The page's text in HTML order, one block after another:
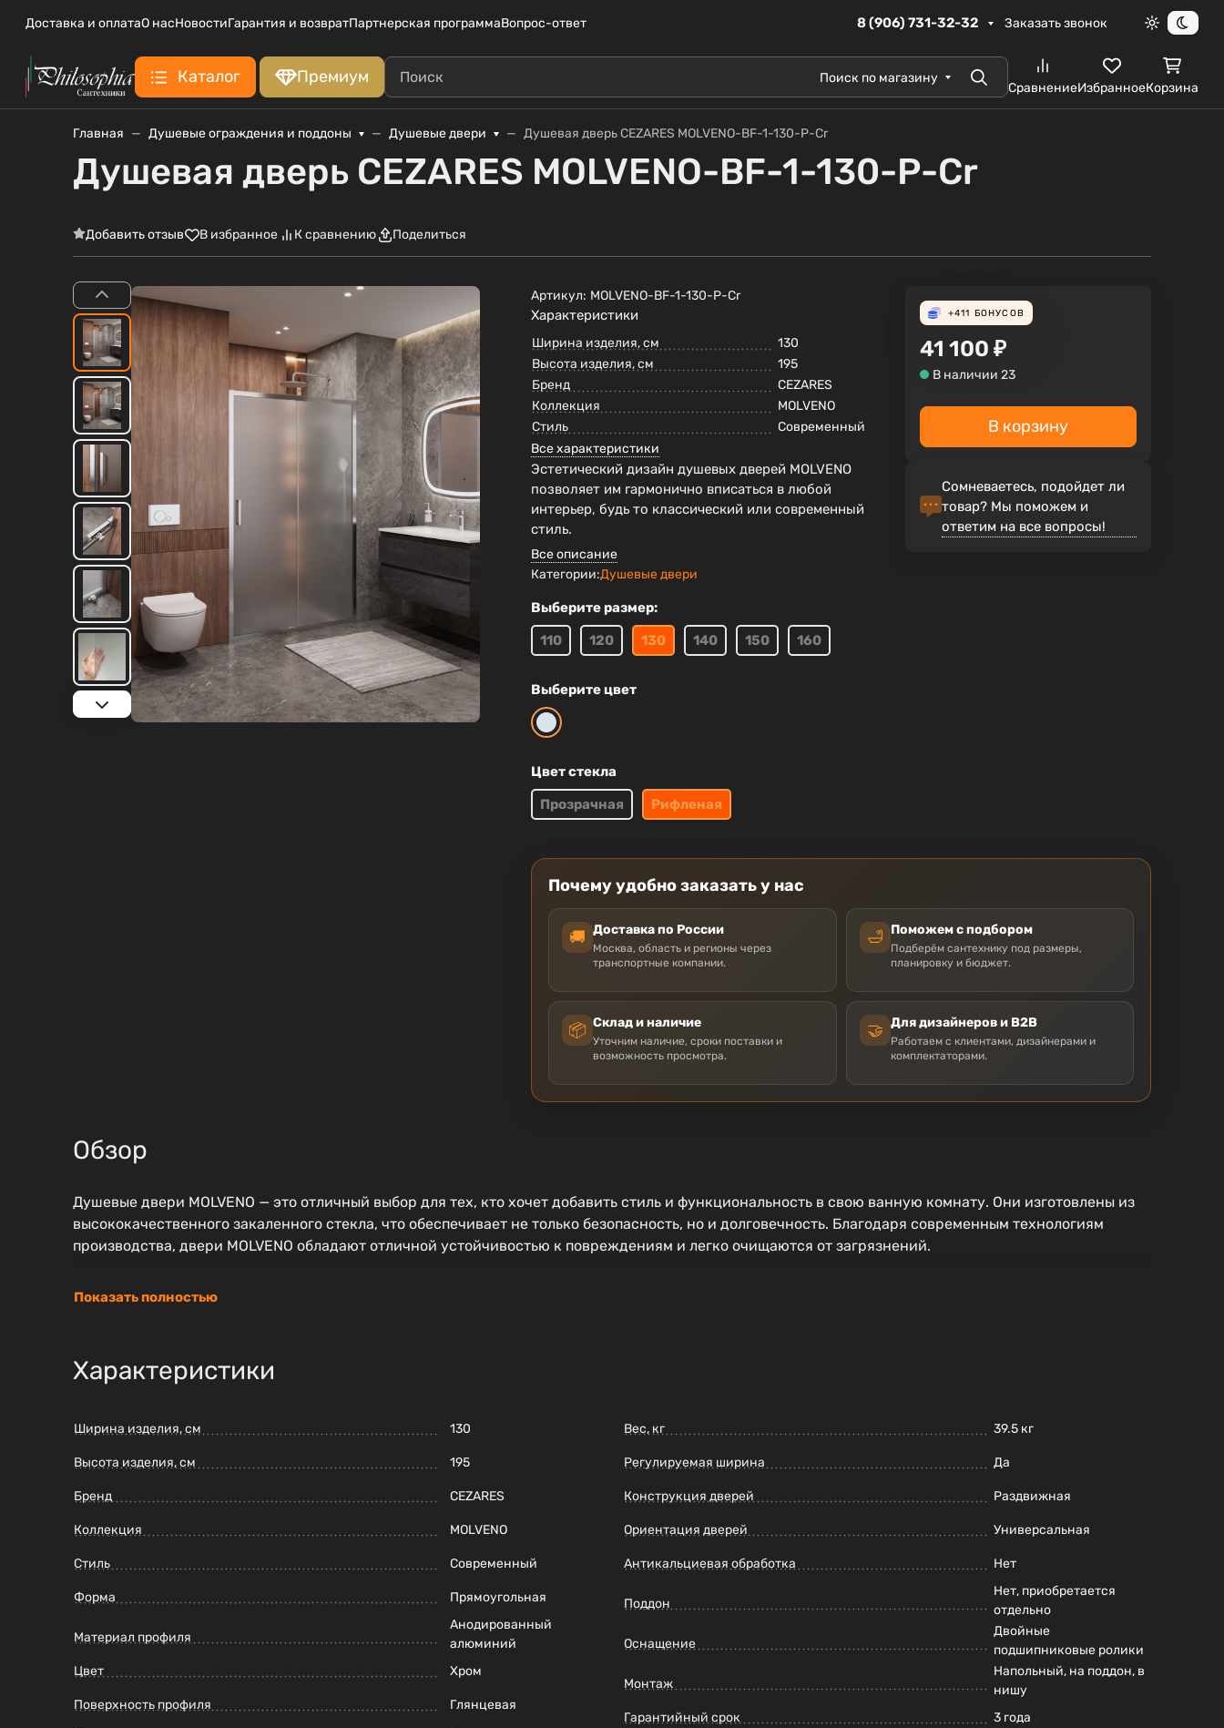
Доставка и оплатаО насНовостиГарантия и возвратПартнерская программаВопрос-ответ 8 (906) 731-32-32 Заказать звонок
Светлая
Каталог Премиум Поиск по магазину ПоискСравнениеИзбранноеКорзина
Главная Душевые ограждения и поддоны Душевые двери Душевая дверь CEZARES MOLVENO-BF-1-130-P-Cr
Душевая дверь CEZARES MOLVENO-BF-1-130-P-Cr
Добавить отзыв В избранное К сравнению Поделиться
Артикул: MOLVENO-BF-1-130-P-Cr
Характеристики
Ширина изделия, см
130
Высота изделия, см
195
Бренд
CEZARES
Коллекция
MOLVENO
Стиль
Современный
Все характеристики
Эстетический дизайн душевых дверей MOLVENO
позволяет им гармонично вписаться в любой
интерьер, будь то классический или современный
стиль.
Все описание
Категории:Душевые двери
Выберите размер:
110
120 130 140 150 160
Выберите цвет
Цвет стекла
Прозрачная
Рифленая
+411 БОНУСОВ
41 100 ₽
В наличии 23
В корзину
Сомневаетесь, подойдет ли
товар? Мы поможем и
ответим на все вопросы!
Почему удобно заказать у нас
🚚 Доставка по России
Москва, область и регионы через
транспортные компании.
🛁 Поможем с подбором
Подберём сантехнику под размеры,
планировку и бюджет.
📦 Склад и наличие
Уточним наличие, сроки поставки и
возможность просмотра.
🤝 Для дизайнеров и B2B
Работаем с клиентами, дизайнерами и
комплектаторами.
Обзор
Душевые двери MOLVENO — это отличный выбор для тех, кто хочет добавить стиль и функциональность в свою ванную комнату. Они изготовлены из
высококачественного закаленного стекла, что обеспечивает не только безопасность, но и долговечность. Благодаря современным технологиям
производства, двери MOLVENO обладают отличной устойчивостью к повреждениям и легко очищаются от загрязнений.
Показать полностью
Характеристики
Ширина изделия, см 130
Высота изделия, см 195
Бренд CEZARES
Коллекция MOLVENO
Стиль Современный
Форма Прямоугольная
Материал профиля
Анодированный
алюминий
Цвет
Хром
Поверхность профиля Глянцевая
Вес, кг 39.5 кг
Регулируемая ширина Да
Конструкция дверей Раздвижная
Ориентация дверей Универсальная
Антикальциевая обработка Нет
Поддон
Нет, приобретается
отдельно
Оснащение
Двойные
подшипниковые ролики
Монтаж
Напольный, на поддон, в
нишу
Гарантийный срок
3 года